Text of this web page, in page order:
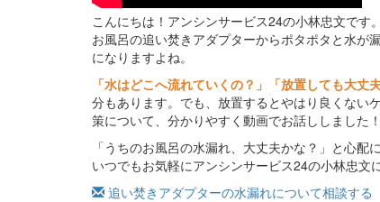
こんにちは！アンシンサービス24の小林忠文です。
お風呂の追い焚きアダプターからポタポタと水が
になりますよね。
「水はどこへ流れていくの？」「放置しても大丈夫
分もあります。でも、放置するとやはり良くな
策について、分かりやすく動画でお話ししました！
「うちのお風呂の水漏れ、大丈夫かな？」と心配に
いつでもお気軽にアンシンサービス24の小林忠文
追い焚きアダプターの水漏れについて相談する